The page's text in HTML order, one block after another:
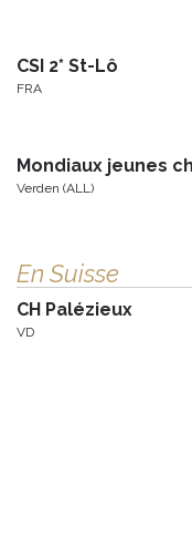
CSI 2* St-Lô
FRA
Mondiaux jeunes
Verden (ALL)
En Suisse
CH Palézieux
VD